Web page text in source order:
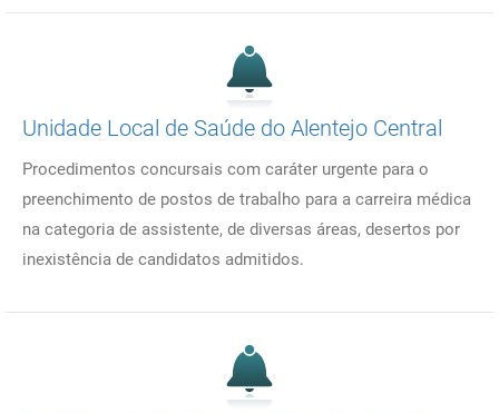
Unidade Local de Saúde do Alentejo Central
Procedimentos concursais com caráter urgente para o
preenchimento de postos de trabalho para a carreira médica
na categoria de assistente, de diversas áreas, desertos por
inexistência de candidatos admitidos.